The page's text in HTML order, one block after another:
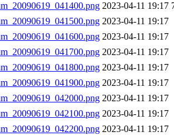
2023-04-11 19:17
2023-04-11 19:17
2023-04-11 19:17
2023-04-11 19:17
2023-04-11 19:17
2023-04-11 19:17
2023-04-11 19:17
2023-04-11 19:17
2023-04-11 19:17